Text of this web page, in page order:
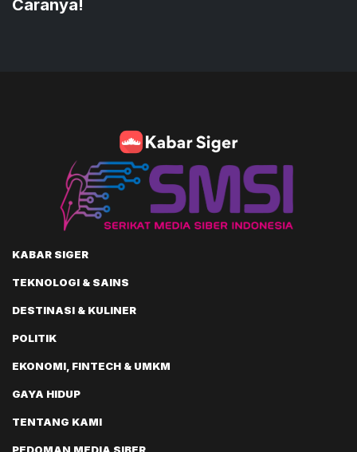
Caranya!
KABAR SIGER
TEKNOLOGI & SAINS
DESTINASI & KULINER
POLITIK
EKONOMI, FINTECH & UMKM
GAYA HIDUP
TENTANG KAMI
PEDOMAN MEDIA SIBER